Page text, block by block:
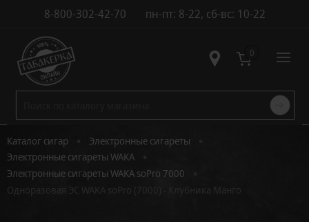
8-800-302-42-70 пн-пт: 8-22, сб-вс: 10-22
Контакты 0
Каталог сигар Электронные сигареты
Электронные сигареты WAKA
Электронные сигареты WAKA soPro 7000
Одноразовая ЭС WAKA soPro (7000) - Клубника Манго